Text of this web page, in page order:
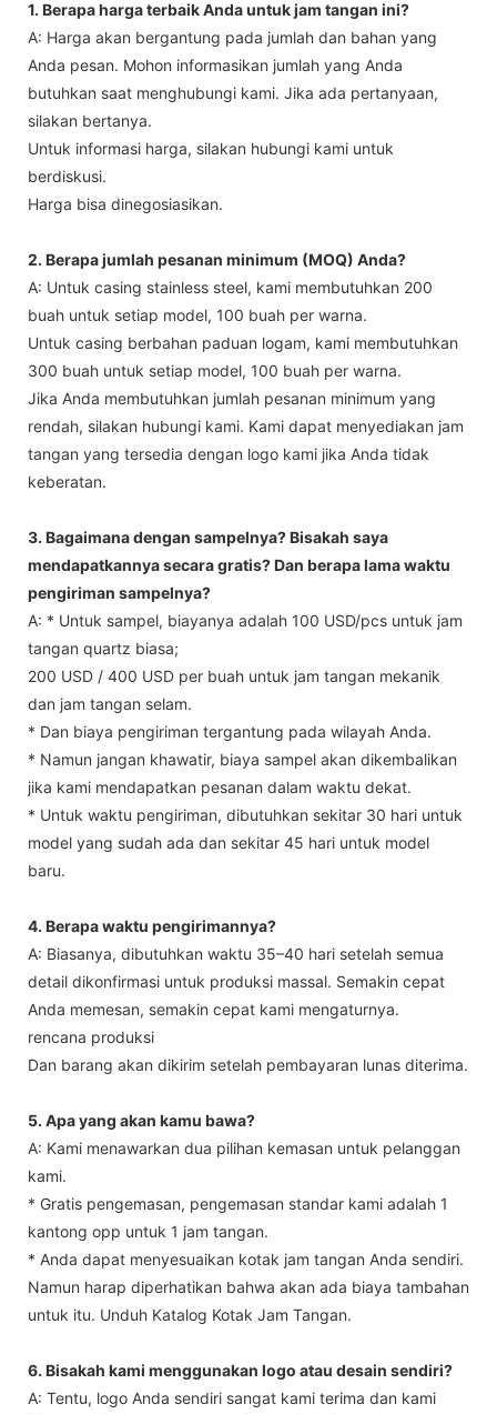
1. Berapa harga terbaik Anda untuk jam tangan ini?
A: Harga akan bergantung pada jumlah dan bahan yang
Anda pesan. Mohon informasikan jumlah yang Anda
butuhkan saat menghubungi kami. Jika ada pertanyaan,
silakan bertanya.
Untuk informasi harga, silakan hubungi kami untuk
berdiskusi.
Harga bisa dinegosiasikan.
2. Berapa jumlah pesanan minimum (MOQ) Anda?
A: Untuk casing stainless steel, kami membutuhkan 200
buah untuk setiap model, 100 buah per warna.
Untuk casing berbahan paduan logam, kami membutuhkan
300 buah untuk setiap model, 100 buah per warna.
Jika Anda membutuhkan jumlah pesanan minimum yang
rendah, silakan hubungi kami. Kami dapat menyediakan jam
tangan yang tersedia dengan logo kami jika Anda tidak
keberatan.
3. Bagaimana dengan sampelnya? Bisakah saya
mendapatkannya secara gratis? Dan berapa lama waktu
pengiriman sampelnya?
A: * Untuk sampel, biayanya adalah 100 USD/pcs untuk jam
tangan quartz biasa;
200 USD / 400 USD per buah untuk jam tangan mekanik
dan jam tangan selam.
* Dan biaya pengiriman tergantung pada wilayah Anda.
* Namun jangan khawatir, biaya sampel akan dikembalikan
jika kami mendapatkan pesanan dalam waktu dekat.
* Untuk waktu pengiriman, dibutuhkan sekitar 30 hari untuk
model yang sudah ada dan sekitar 45 hari untuk model
baru.
4. Berapa waktu pengirimannya?
A: Biasanya, dibutuhkan waktu 35–40 hari setelah semua
detail dikonfirmasi untuk produksi massal. Semakin cepat
Anda memesan, semakin cepat kami mengaturnya.
rencana produksi
Dan barang akan dikirim setelah pembayaran lunas diterima.
5. Apa yang akan kamu bawa?
A: Kami menawarkan dua pilihan kemasan untuk pelanggan
kami.
* Gratis pengemasan, pengemasan standar kami adalah 1
kantong opp untuk 1 jam tangan.
* Anda dapat menyesuaikan kotak jam tangan Anda sendiri.
Namun harap diperhatikan bahwa akan ada biaya tambahan
untuk itu. Unduh Katalog Kotak Jam Tangan.
6. Bisakah kami menggunakan logo atau desain sendiri?
A: Tentu, logo Anda sendiri sangat kami terima dan kami